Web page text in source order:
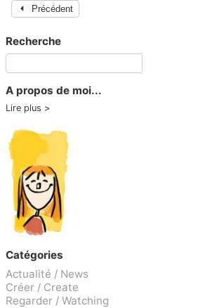
Précédent
Recherche
A propos de moi...
Lire plus
Catégories
Actualité / News
Créer / Create
Regarder / Watching